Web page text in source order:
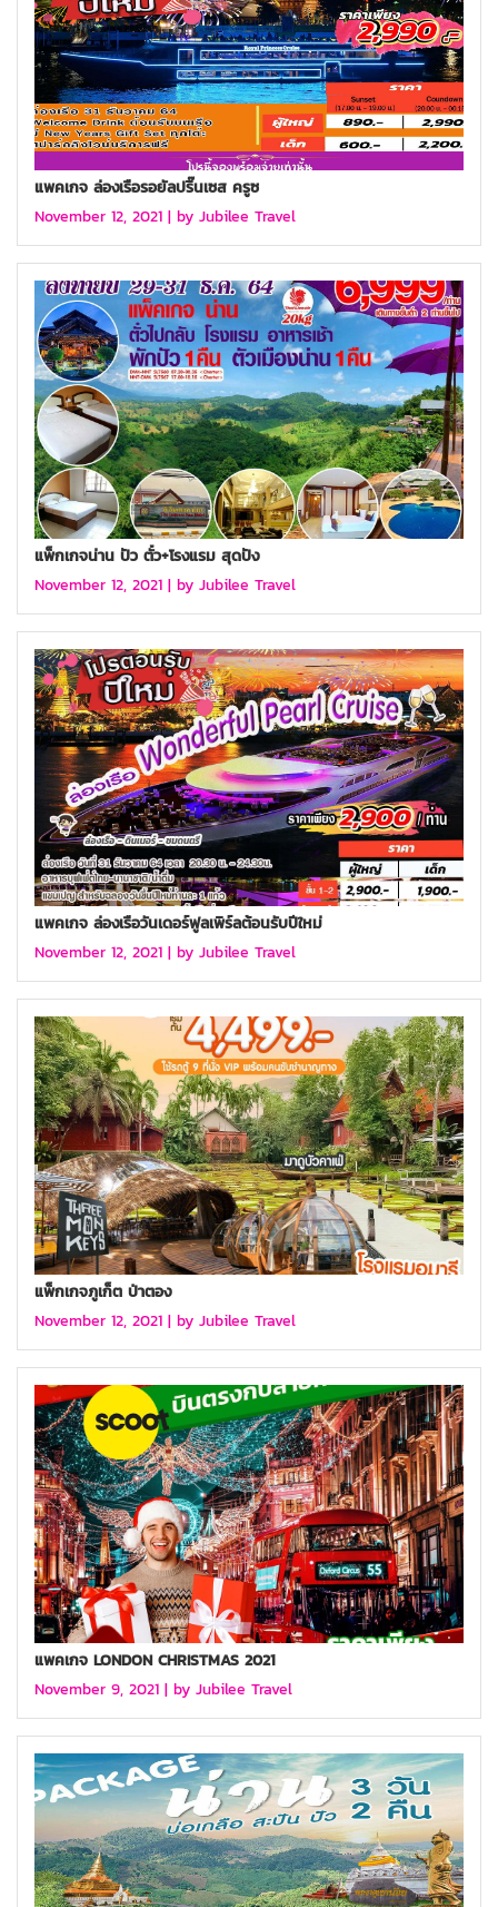
แพคเกจ ล่องเรือรอยัลปริ๊นเซส ครูซ
November 12, 2021 | by Jubilee Travel
แพ็กเกจน่าน ปัว ตั๋ว+โรงแรม สุดปัง
November 12, 2021 | by Jubilee Travel
แพคเกจ ล่องเรือวันเดอร์ฟูลเพิร์ลต้อนรับปีใหม่
November 12, 2021 | by Jubilee Travel
แพ็กเกจภูเก็ต ป่าตอง
November 12, 2021 | by Jubilee Travel
แพคเกจ LONDON CHRISTMAS 2021
November 9, 2021 | by Jubilee Travel